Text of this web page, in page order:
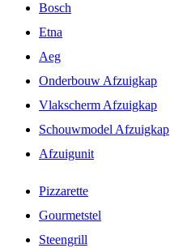
Bosch
Etna
Aeg
Onderbouw Afzuigkap
Vlakscherm Afzuigkap
Schouwmodel Afzuigkap
Afzuigunit
Pizzarette
Gourmetstel
Steengrill